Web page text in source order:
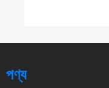
পণ্য